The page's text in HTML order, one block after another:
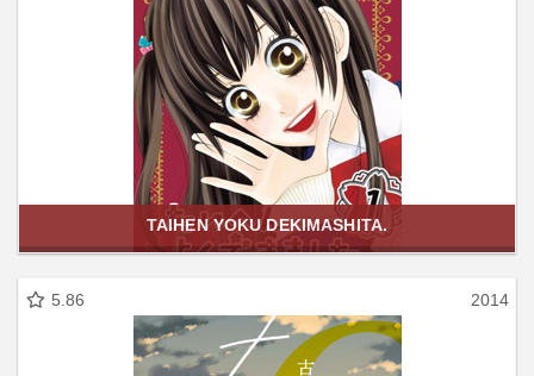
TAIHEN YOKU DEKIMASHITA.
5.86 2014